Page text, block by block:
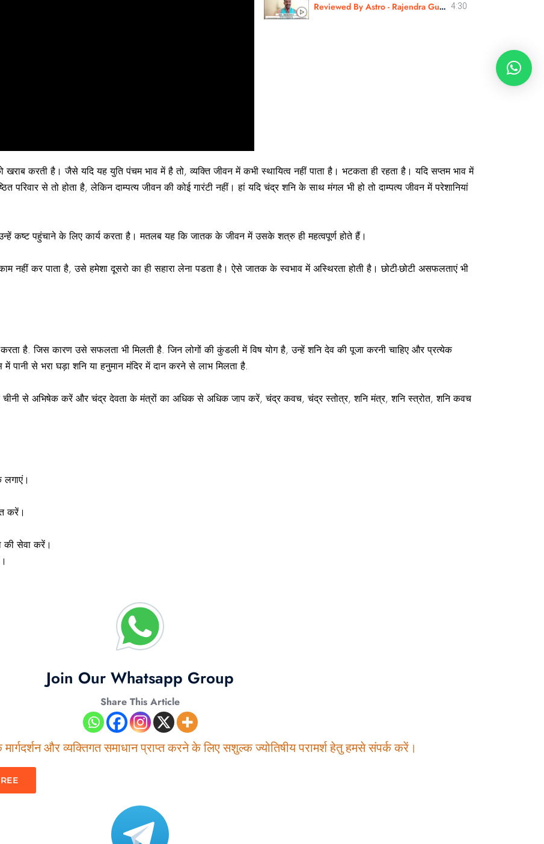
Reviewed By Astro - Rajendra Guru Ji | Sshree Astro Vastu 4:30
करती है। जैसे यदि यह युति पंचम भाव में है तो, व्यक्ति जीवन में कभी स्थायित्व नहीं पाता है। भटकता ही रहता है। यदि सप्तम भाव में
परिवार से तो होता है, लेकिन दाम्पत्य जीवन की कोई गारंटी नहीं। हां यदि चंद्र शनि के साथ मंगल भी हो तो दाम्पत्य जीवन में परेशानियां
कष्ट पहुंचाने के लिए कार्य करता है। मतलब यह कि जातक के जीवन में उसके शत्रु ही महत्वपूर्ण होते हैं।
नहीं कर पाता है, उसे हमेशा दूसरो का ही सहारा लेना पडता है। ऐसे जातक के स्वभाव में अस्थिरता होती है। छोटी-छोटी असफलताएं भी
करता है. जिस कारण उसे सफलता भी मिलती है. जिन लोगों की कुंडली में विष योग है, उन्हें शनि देव की पूजा करनी चाहिए और प्रत्येक
पानी से भरा घड़ा शनि या हनुमान मंदिर में दान करने से लाभ मिलता है.
चीनी से अभिषेक करें और चंद्र देवता के मंत्रों का अधिक से अधिक जाप करें, चंद्र कवच, चंद्र स्तोत्र, शनि मंत्र, शनि स्त्रोत, शनि कवच
लगाएं।
करें।
की सेवा करें।
Join Our Whatsapp Group
Share This Article
और व्यक्तिगत समाधान प्राप्त करने के लिए सशुल्क ज्योतिषीय परामर्श हेतु हमसे संपर्क करें।